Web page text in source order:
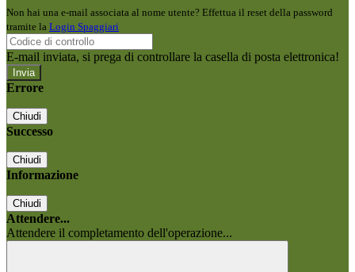
Non hai una e-mail associata al nome utente? Effettua il reset della password
tramite la Login Spaggiari
E-mail inviata, si prega di controllare la casella di posta elettronica!
Errore
Chiudi
Successo
Chiudi
Informazione
Chiudi
Attendere...
Attendere il completamento dell'operazione...